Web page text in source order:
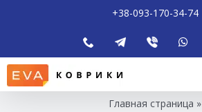
+38-093-170-34-74
Главная страница »